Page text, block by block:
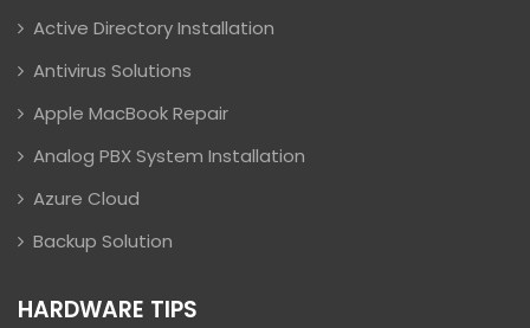
Active Directory Installation
Antivirus Solutions
Apple MacBook Repair
Analog PBX System Installation
Azure Cloud
Backup Solution
HARDWARE TIPS